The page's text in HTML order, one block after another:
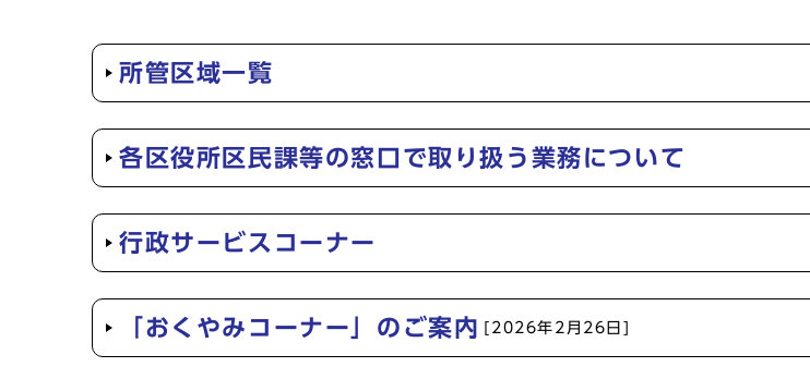
所管区域一覧
各区役所区民課等の窓口で取り扱う業務について
行政サービスコーナー
「おくやみコーナー」のご案内 [2026年2月26日]